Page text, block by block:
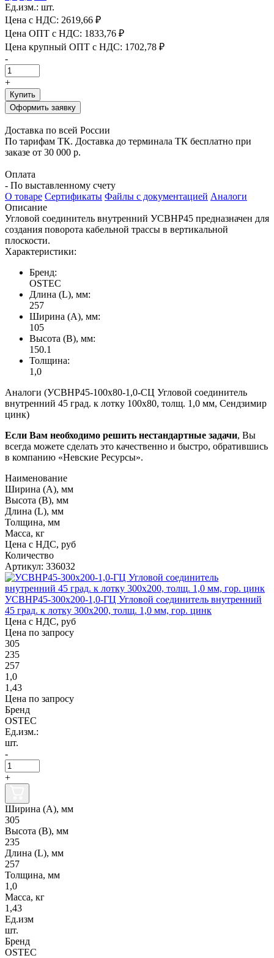
Ед.изм.: шт.
Цена с НДС: 2619,66 ₽
Цена ОПТ с НДС: 1833,76 ₽
Цена крупный ОПТ с НДС: 1702,78 ₽
-
+
Купить
Оформить заявку
Доставка по всей России
По тарифам ТК. Доставка до терминала ТК бесплатно при
заказе от 30 000 р.
Оплата
- По выставленному счету
О товаре Сертификаты Файлы с документацией Аналоги
Описание
Угловой соединитель внутренний УСВНР45 предназначен для
создания поворота кабельной трассы в вертикальной
плоскости.
Характеристики:
Бренд:
OSTEC
Длина (L), мм:
257
Ширина (А), мм:
105
Высота (В), мм:
150.1
Толщина:
1,0
Аналоги (УСВНР45-100х80-1,0-СЦ Угловой соединитель
внутренний 45 град. к лотку 100х80, толщ. 1,0 мм, Сендзимир
цинк)
Если Вам необходимо решить нестандартные задачи, Вы
всегда можете сделать это качественно и быстро, обратившись
в компанию «Невские Ресурсы».
Наименование
Ширина (А), мм
Высота (В), мм
Длина (L), мм
Толщина, мм
Масса, кг
Цена с НДС, руб
Количество
Артикул: 336032
УСВНР45-300х200-1,0-ГЦ Угловой соединитель внутренний
45 град. к лотку 300х200, толщ. 1,0 мм, гор. цинк
Цена с НДС, руб
Цена по запросу
305
235
257
1,0
1,43
Цена по запросу
Бренд
OSTEC
Ед.изм.:
шт.
-
+
Ширина (А), мм
305
Высота (В), мм
235
Длина (L), мм
257
Толщина, мм
1,0
Масса, кг
1,43
Ед.изм
шт.
Бренд
OSTEC